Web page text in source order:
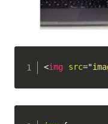
<img src="